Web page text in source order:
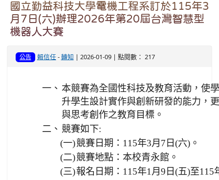
國立勤益科技大學電機工程系訂於115年3
月7日(六)辦理2026年第20屆台灣智慧型
機器人大賽
公告 賴信任-轉知 | 2026-01-09 | 點閱數： 217
一、 本競賽為全國性科技及教育活動，使
升學生設計實作與創新研發的能力，
與思考創作之教育目標。
二、 競賽如下:
(一)競賽日期：115年3月7日(六)。
(二)競賽地點：本校青永館。
(三)報名日期：115年1月9日(五)至115